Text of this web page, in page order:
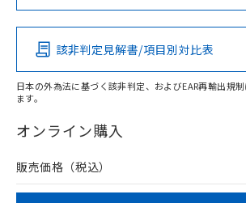
Pb Hg Cd
O
在庫等で未対応品が混在する可能性があ
問い合わせください。
該非判定見解書/項目別対比表
日本の外為法に基づく該非判定、およびEAR再輸出規
ます。
オンライン購入
販売価格（税込）